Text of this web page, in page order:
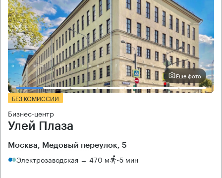
Еще фото
БЕЗ КОМИССИИ
Бизнес-центр
Улей Плаза
Москва, Медовый переулок, 5
Электрозаводская → 470 м ~5 мин